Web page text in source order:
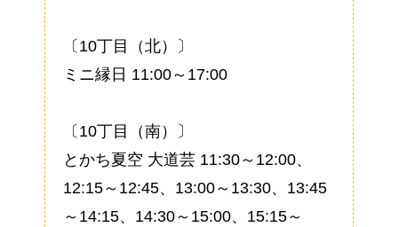
〔10丁目（北）〕
ミニ縁日 11:00～17:00
〔10丁目（南）〕
とかち夏空 大道芸 11:30～12:00、
12:15～12:45、13:00～13:30、13:45
～14:15、14:30～15:00、15:15～